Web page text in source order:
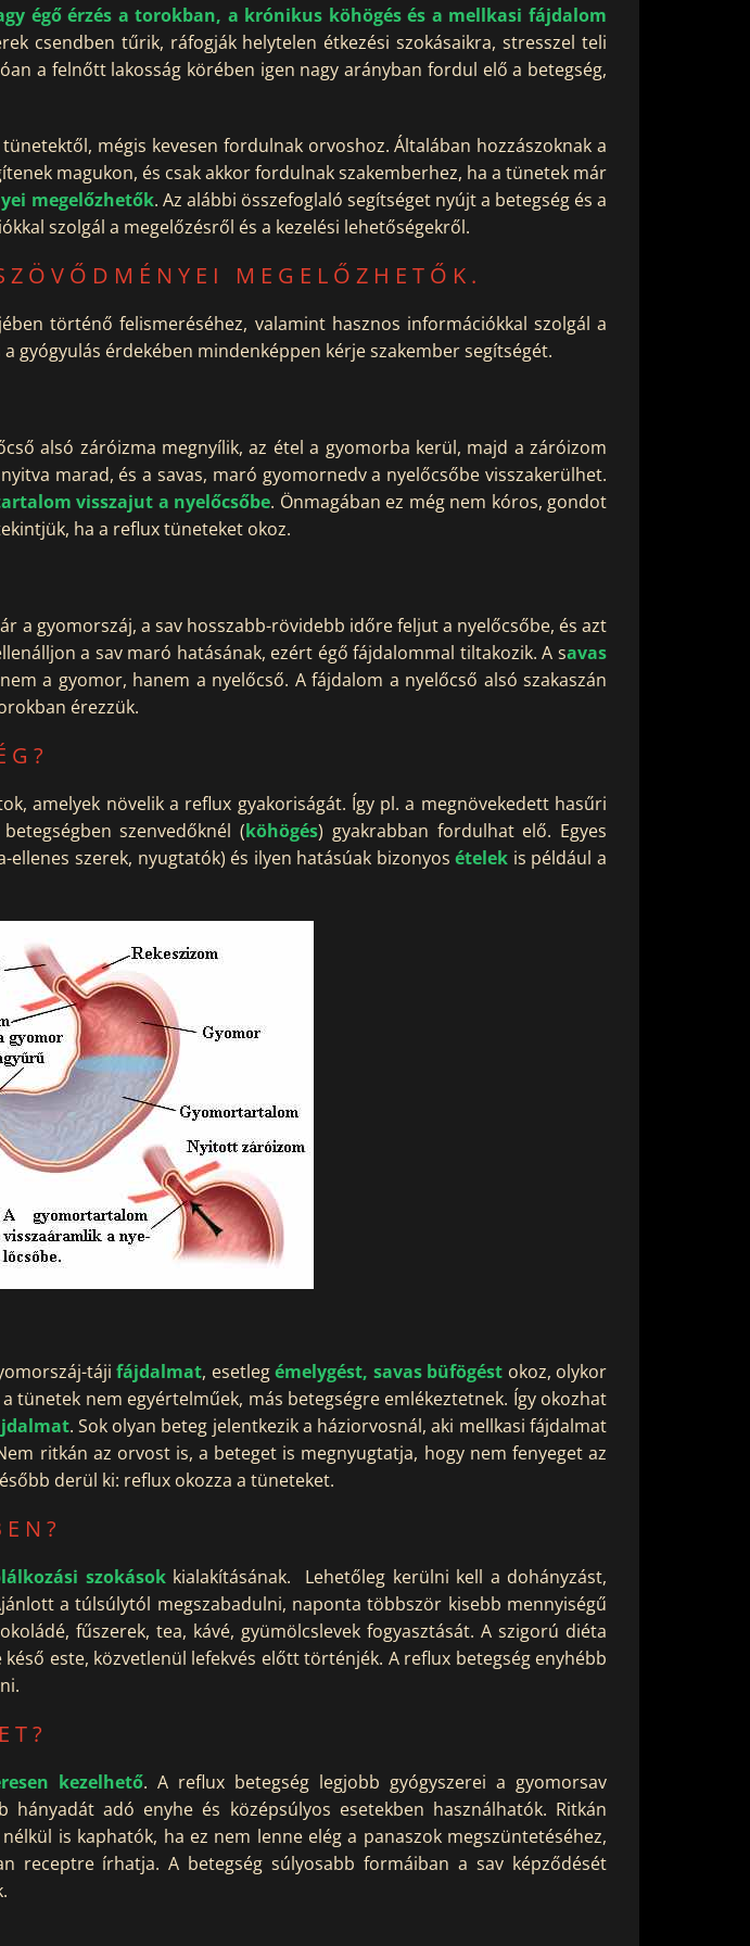
égő érzés a torokban, a krónikus köhögés és a mellkasi fájdalom
csendben tűrik, ráfogják helytelen étkezési szokásaikra, stresszel teli
a felnőtt lakosság körében igen nagy arányban fordul elő a betegség,
mégis kevesen fordulnak orvoshoz. Általában hozzászoknak a
magukon, és csak akkor fordulnak szakemberhez, ha a tünetek már
megelőzhetők. Az alábbi összefoglaló segítséget nyújt a betegség és a
szolgál a megelőzésről és a kezelési lehetőségekről.
MEGELŐZHETŐK.
történő felismeréséhez, valamint hasznos információkkal szolgál a
gyógyulás érdekében mindenképpen kérje szakember segítségét.
alsó záróizma megnyílik, az étel a gyomorba kerül, majd a záróizom
marad, és a savas, maró gyomornedv a nyelőcsőbe visszakerülhet.
visszajut a nyelőcsőbe. Önmagában ez még nem kóros, gondot
ha a reflux tüneteket okoz.
a gyomorszáj, a sav hosszabb-rövidebb időre feljut a nyelőcsőbe, és azt
a sav maró hatásának, ezért égő fájdalommal tiltakozik. A savas
a gyomor, hanem a nyelőcső. A fájdalom a nyelőcső alsó szakaszán
érezzük.
amelyek növelik a reflux gyakoriságát. Így pl. a megnövekedett hasűri
szenvedőknél (köhögés) gyakrabban fordulhat elő. Egyes
ellenes szerek, nyugtatók) és ilyen hatásúak bizonyosételek is például a
táji fájdalmat, esetlegémelygést, savas büfögést okoz, olykor
tünetek nem egyértelműek, más betegségre emlékeztetnek. Így okozhat
. Sok olyan beteg jelentkezik a háziorvosnál, aki mellkasi fájdalmat
ritkán az orvost is, a beteget is megnyugtatja, hogy nem fenyeget az
derül ki: reflux okozza a tüneteket.
szokásokkialakításának. Lehetőleg kerülni kell a dohányzást,
a túlsúlytól megszabadulni, naponta többször kisebb mennyiségű
fűszerek, tea, kávé, gyümölcslevek fogyasztását. A szigorú diéta
este, közvetlenül lefekvés előtt történjék. A reflux betegség enyhébb
kezelhető. A reflux betegség legjobb gyógyszerei a gyomorsav
adó enyhe és középsúlyos esetekben használhatók. Ritkán
is kaphatók, ha ez nem lenne elég a panaszok megszüntetéséhez,
receptre írhatja. A betegség súlyosabb formáiban a sav képződését